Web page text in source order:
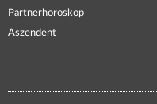
Partnerhoroskop
Aszendent